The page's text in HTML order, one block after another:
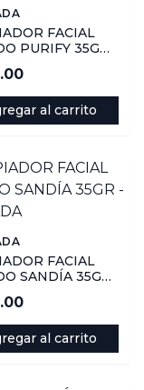
FACIAL
PURIFY 35GR -
al carrito
FACIAL
SANDÍA 35GR
al carrito